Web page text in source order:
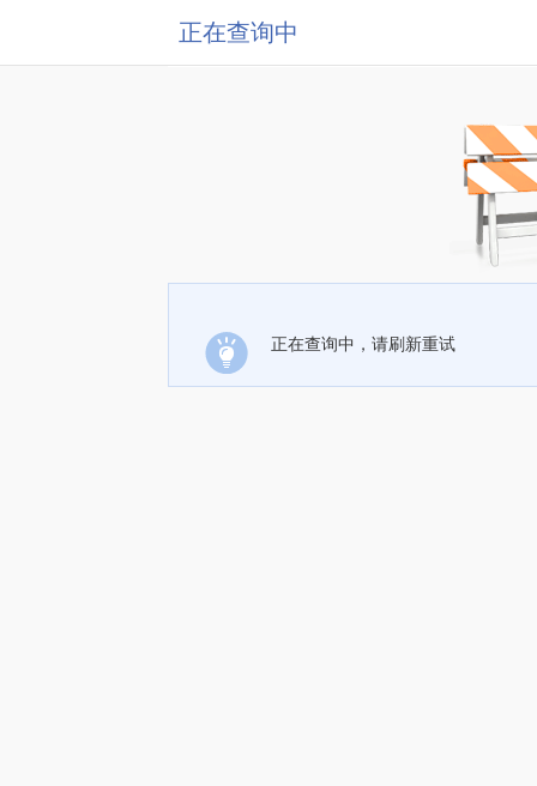
正在查询中
正在查询中，请刷新重试